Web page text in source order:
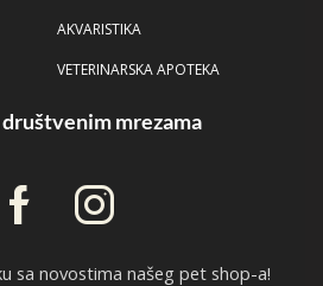
AKVARISTIKA
VETERINARSKA APOTEKA
mrezama
sa novostima našeg pet shop-a!